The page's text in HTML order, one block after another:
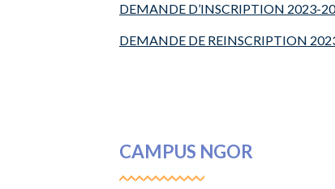
DEMANDE D’INSCRIPTION 2023-
DEMANDE DE REINSCRIPTION
CAMPUS NGOR